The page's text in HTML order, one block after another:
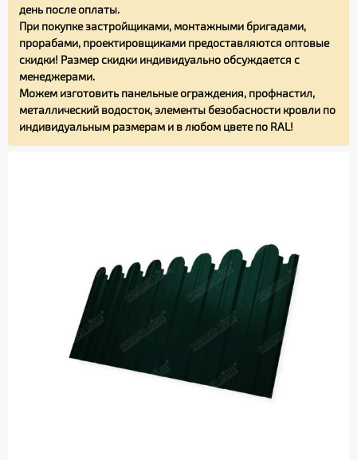
день после оплаты.
При покупке застройщиками, монтажными бригадами,
прорабами, проектировщиками предоставляются оптовые
скидки! Размер скидки индивидуально обсуждается с
менеджерами.
Можем изготовить панельные ограждения, профнастил,
металлический водосток, элементы безобасности кровли по
индивидуальным размерам и в любом цвете по RAL!